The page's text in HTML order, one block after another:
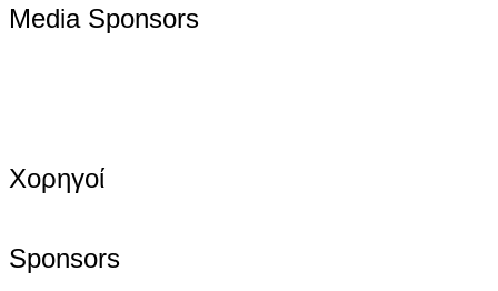
Media Sponsors
Χορηγοί
Sponsors